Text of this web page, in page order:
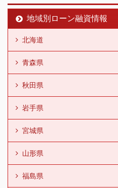
地域別ローン融資情報
北海道
青森県
秋田県
岩手県
宮城県
山形県
福島県